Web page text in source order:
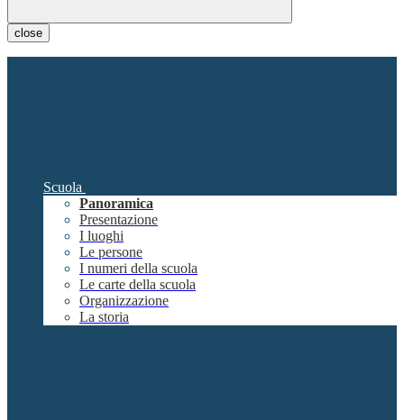
close
Scuola
Panoramica
Presentazione
I luoghi
Le persone
I numeri della scuola
Le carte della scuola
Organizzazione
La storia